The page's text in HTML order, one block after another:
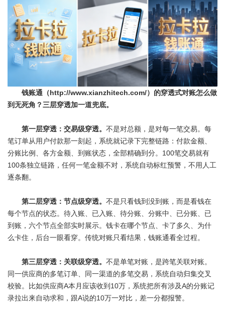
钱账通 （http://www.xianzhitech.com/）的穿透式对账怎么做
到无死角？三层穿透加一道兜底。
第一层穿透：交易级穿透。 不是对总额，是对每一笔交易。每
笔订单从用户付款那一刻起，系统就记录下完整链路：付款金额、
分账比例、各方金额、到账状态，全部精确到分。100笔交易就有
100条独立链路，任何一笔金额不对，系统自动标红预警，不用人工
逐条翻。
第二层穿透：节点级穿透。 不是只看钱到没到账，而是看钱在
每个节点的状态。待入账、已入账、待分账、分账中、已分账、已
到账，六个节点全部实时展示。钱卡在哪个节点、卡了多久、为什
么卡住，后台一眼看穿。传统对账只看结果，钱账通看全过程。
第三层穿透：关联级穿透。 不是单笔对账，是跨笔关联对账。
同一供应商的多笔订单、同一渠道的多笔交易，系统自动归集交叉
校验。比如供应商A本月应该收到10万，系统把所有涉及A的分账记
录拉出来自动求和，跟A说的10万一对比，差一分都报警。